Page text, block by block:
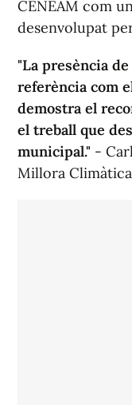
CENEAM com
desenvolupat
"La presència
referència com
demostra el
el treball que
municipal." -
Millora